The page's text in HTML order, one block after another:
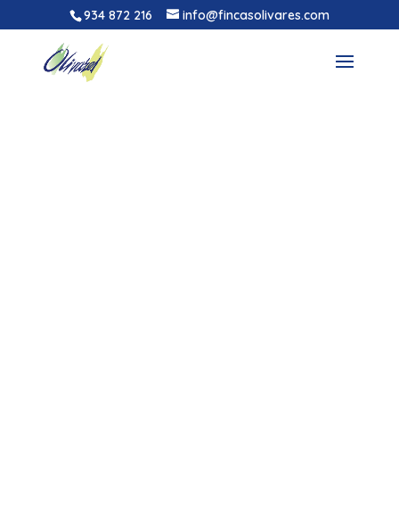
934 872 216 info@fincasolivares.com